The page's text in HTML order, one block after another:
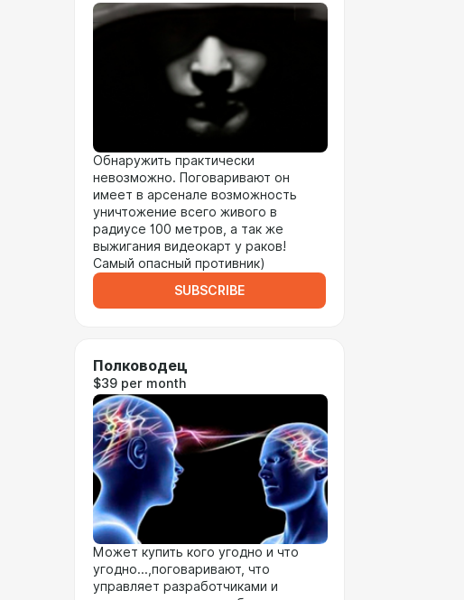
Обнаружить практически
невозможно. Поговаривают он
имеет в арсенале возможность
уничтожение всего живого в
радиусе 100 метров, а так же
выжигания видеокарт у раков!
Самый опасный противник)
SUBSCRIBE
Полководец
$39 per month
Может купить кого угодно и что
угодно...,поговаривают, что
управляет разработчиками и